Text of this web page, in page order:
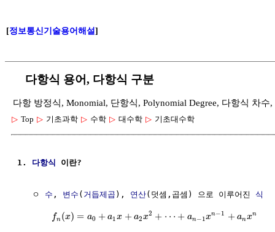
[정보통신기술용어해설]
다항식 용어, 다항식 구분
다항 방정식, Monomial, 단항식, Polynomial Degree, 다항식 차
▷ Top ▷ 기초과학 ▷ 수학 ▷ 대수학 ▷ 기초대수학
1. 다항식 이란?
   ㅇ
수 , 변수 ( 거듭제곱 ), 연산(덧셈,곱셈) 으로 이루어진 식
fn (x) = a0 + a1x + a2x2 + ⋯ + an−1xn−1 + anxn